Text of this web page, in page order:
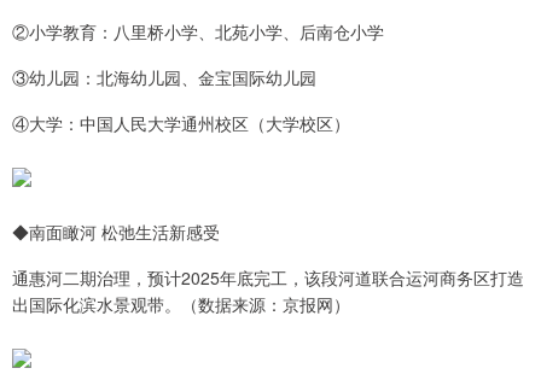
②小学教育：八里桥小学、北苑小学、后南仓小学
③幼儿园：北海幼儿园、金宝国际幼儿园
④大学：中国人民大学通州校区（大学校区）
◆南面瞰河 松弛生活新感受
通惠河二期治理，预计2025年底完工，该段河道联合运河商务区打造
出国际化滨水景观带。（数据来源：京报网）